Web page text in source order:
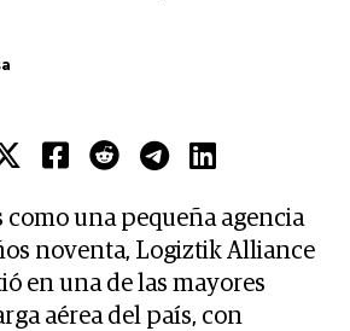
como una pequeña agencia
noventa, Logiztik Alliance
en una de las mayores
aérea del país, con